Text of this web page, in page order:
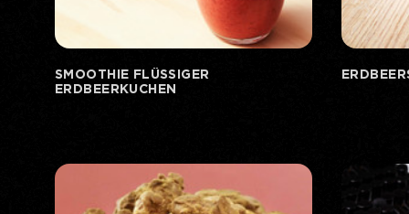
SMOOTHIE FLÜSSIGER
ERDBEERKUCHEN